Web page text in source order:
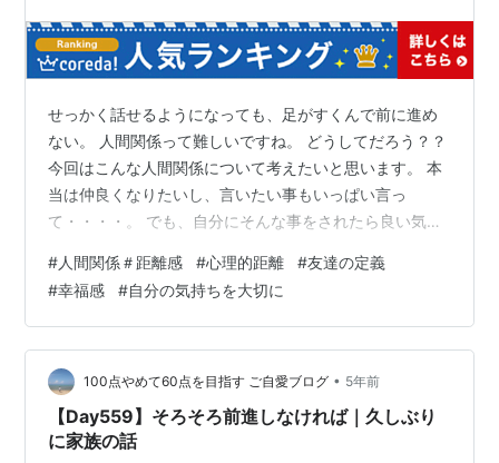
せっかく話せるようになっても、足がすくんで前に進め
ない。 人間関係って難しいですね。 どうしてだろう？？
今回はこんな人間関係について考えたいと思います。 本
当は仲良くなりたいし、言いたい事もいっぱい言っ
て・・・・。 でも、自分にそんな事をされたら良い気持
うかも・・・・。そんな事を思うと心にブレーキをかけ
てしまう。 では、なぜそんな風に思ってしまうのか考え
てみました。 ・自分の心に自信を持つことができない。
・嫌われたくない。（気持ちの裏側には存在をアピール
したい。でも目立つようなアピールはしたくない！ ・人
の顔色が気になる。（気持ちが外を向い…
#人間関係＃距離感 #心理的距離 #友達の定義
#幸福感 #自分の気持ちを大切に
100点やめて60点を目指す ご自愛ブログ • 5年前
【Day559】そろそろ前進しなければ｜久しぶり
に家族の話